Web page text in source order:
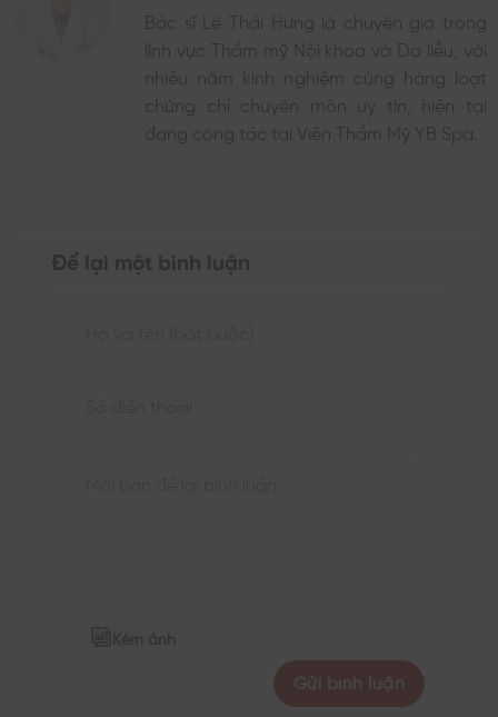
Bác sĩ Lê Thái Hưng là chuyên gia trong
lĩnh vực Thẩm mỹ Nội khoa và Da liễu, với
nhiều năm kinh nghiệm cùng hàng loạt
chứng chỉ chuyên môn uy tín, hiện tại
đang công tác tại Viện Thẩm Mỹ YB Spa.
Để lại một bình luận